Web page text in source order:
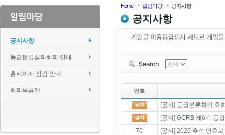
공지사항
등급분류심의회의 안내
홈페이지 점검 안내
회의록공개
Home 알림마당 공지사항
공지사항
번호
[공지] 등급분류회의 휴
[공지] GCRB 제6기 등
70
[공지] 2025 추석 연휴